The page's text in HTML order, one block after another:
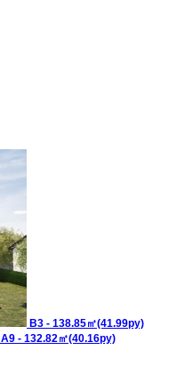
B3 - 138.85㎡(41.99py)
A9 - 132.82㎡(40.16py)